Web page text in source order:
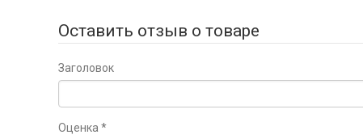
Оставить отзыв о товаре
Заголовок
Оценка *